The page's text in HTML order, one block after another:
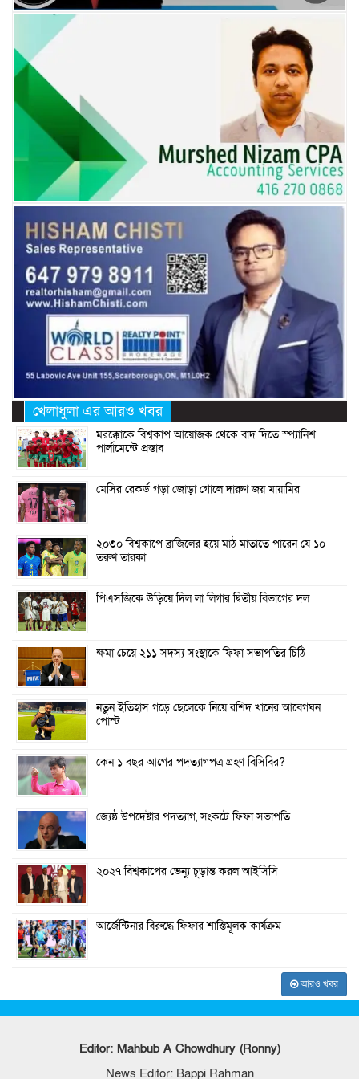
খেলাধুলা এর আরও খবর
মরক্কোকে বিশ্বকাপ আয়োজক থেকে বাদ দিতে স্প্যানিশ
পার্লামেন্টে প্রস্তাব
মেসির রেকর্ড গড়া জোড়া গোলে দারুণ জয় মায়ামির
২০৩০ বিশ্বকাপে ব্রাজিলের হয়ে মাঠ মাতাতে পারেন যে ১০
তরুণ তারকা
পিএসজিকে উড়িয়ে দিল লা লিগার দ্বিতীয় বিভাগের দল
ক্ষমা চেয়ে ২১১ সদস্য সংস্থাকে ফিফা সভাপতির চিঠি
নতুন ইতিহাস গড়ে ছেলেকে নিয়ে রশিদ খানের আবেগঘন
পোস্ট
কেন ১ বছর আগের পদত্যাগপত্র গ্রহণ বিসিবির?
জ্যেষ্ঠ উপদেষ্টার পদত্যাগ, সংকটে ফিফা সভাপতি
২০২৭ বিশ্বকাপের ভেন্যু চূড়ান্ত করল আইসিসি
আর্জেন্টিনার বিরুদ্ধে ফিফার শাস্তিমূলক কার্যক্রম
আরও খবর
Editor: Mahbub A Chowdhury (Ronny)
News Editor: Bappi Rahman